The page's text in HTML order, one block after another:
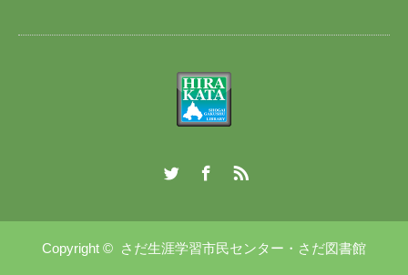
Copyright © さだ生涯学習市民センター・さだ図書館